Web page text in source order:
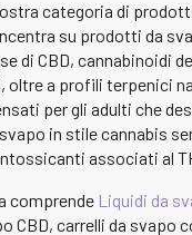
categoria di
su prodotti da
di CBD, cannabinoidi
oltre a profili terpenici
per gli adulti che
in stile cannabis
associati al
comprende Liquidi da
CBD, carrelli da svapo